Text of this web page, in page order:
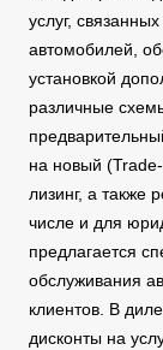
услуг,
автомобилей,
установкой
различные
на новый
лизинг, а также
числе и для
предлагается
обслуживания
клиентов. В
дисконты на